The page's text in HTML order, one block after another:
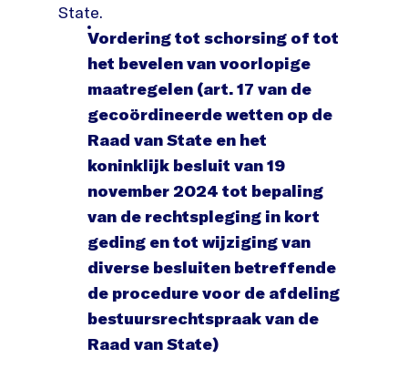
State.
Vordering tot schorsing of tot
het bevelen van voorlopige
maatregelen (art. 17 van de
gecoördineerde wetten op de
Raad van State en het
koninklijk besluit van 19
november 2024 tot bepaling
van de rechtspleging in kort
geding en tot wijziging van
diverse besluiten betreffende
de procedure voor de afdeling
bestuursrechtspraak van de
Raad van State)